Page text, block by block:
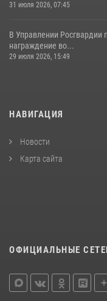
31 июля 2026, 07:45
В Управлении Росгвардии
награждение во...
29 июля 2026, 15:49
НАВИГАЦИЯ
Новости
Карта сайта
ОФИЦИАЛЬНЫЕ